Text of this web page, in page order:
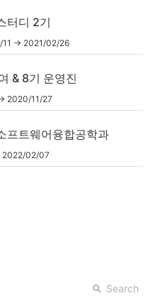
터디 2기
11 → 2021/02/26
& 8기 운영진
2020/11/27
프트웨어융합공학과
02/07
Search